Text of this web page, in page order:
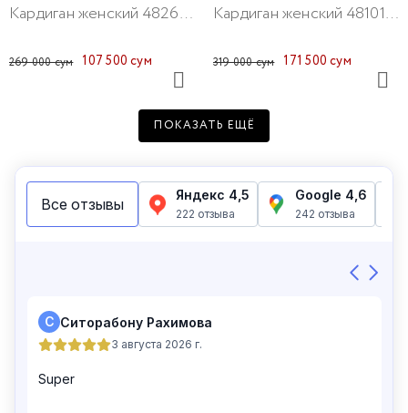
Кардиган женский 48269-65
269 000 сум 107 500 сум
Кардиган женский 48101-61
319 000 сум 171 500 сум
ПОКАЗАТЬ ЕЩЁ